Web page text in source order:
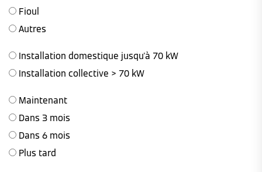
Fioul
Autres
Installation domestique jusqu'à 70 kW
Installation collective > 70 kW
Maintenant
Dans 3 mois
Dans 6 mois
Plus tard